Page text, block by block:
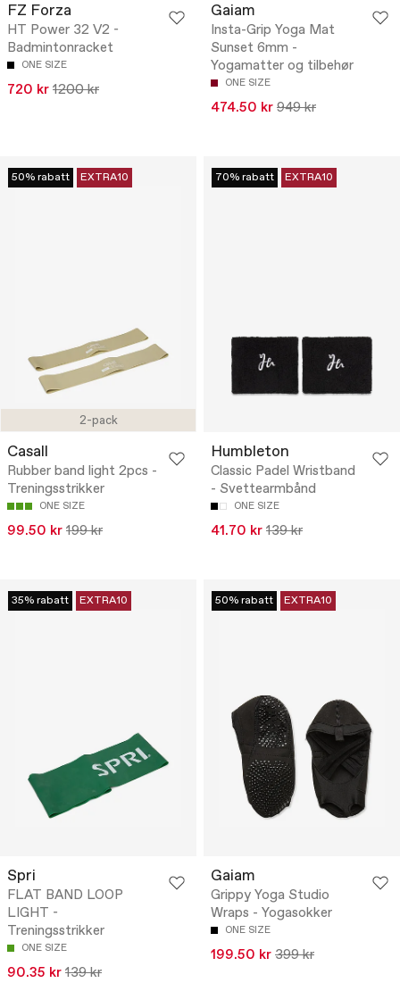
FZ Forza
HT Power 32 V2 -
Badmintonracket
ONE SIZE
720 kr 1200 kr
Gaiam
Insta-Grip Yoga Mat
Sunset 6mm -
Yogamatter og tilbehør
ONE SIZE
474.50 kr 949 kr
2-pack
50% rabatt EXTRA10
Casall
Rubber band light 2pcs -
Treningsstrikker
ONE SIZE
99.50 kr 199 kr
70% rabatt EXTRA10
Humbleton
Classic Padel Wristband
- Svettearmbånd
ONE SIZE
41.70 kr 139 kr
35% rabatt EXTRA10
Spri
FLAT BAND LOOP
LIGHT -
Treningsstrikker
ONE SIZE
90.35 kr 139 kr
50% rabatt EXTRA10
Gaiam
Grippy Yoga Studio
Wraps - Yogasokker
ONE SIZE
199.50 kr 399 kr